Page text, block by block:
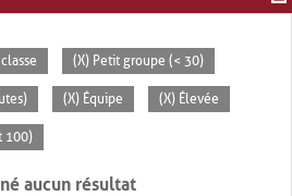
(X) Petit groupe (< 30)
(X) Équipe (X) Élevée
100)
aucun résultat